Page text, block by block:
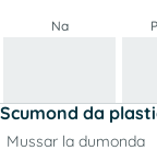
Na
Scumond da
Mussar la dumonda